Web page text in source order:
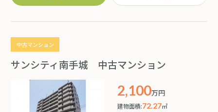
タイルに合わせた使い方が可能です♪ ～角住戸ならではの
毎日をお過ごしいただけます～
中古マンション
サンシティ南手城 中古マンション
2,100万円
建物面積:72.27㎡